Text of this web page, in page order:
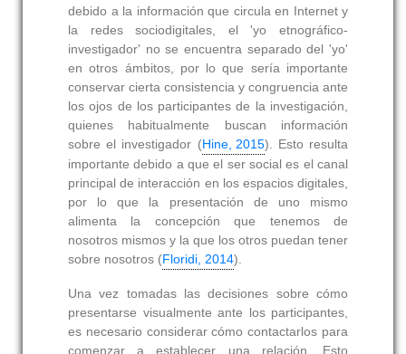
debido a la información que circula en Internet y
la redes sociodigitales, el 'yo etnográfico-
investigador' no se encuentra separado del 'yo'
en otros ámbitos, por lo que sería importante
conservar cierta consistencia y congruencia ante
los ojos de los participantes de la investigación,
quienes habitualmente buscan información
sobre el investigador (Hine, 2015). Esto resulta
importante debido a que el ser social es el canal
principal de interacción en los espacios digitales,
por lo que la presentación de uno mismo
alimenta la concepción que tenemos de
nosotros mismos y la que los otros puedan tener
sobre nosotros (Floridi, 2014).
Una vez tomadas las decisiones sobre cómo
presentarse visualmente ante los participantes,
es necesario considerar cómo contactarlos para
comenzar a establecer una relación. Esto